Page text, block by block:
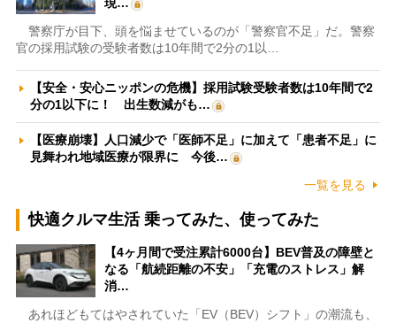
警察庁が目下、頭を悩ませているのが「警察官不足」だ。警察
官の採用試験の受験者数は10年間で2分の1以…
【安全・安心ニッポンの危機】採用試験受験者数は10年間で2
分の1以下に！ 出生数減がも…
【医療崩壊】人口減少で「医師不足」に加えて「患者不足」に
見舞われ地域医療が限界に 今後…
一覧を見る
快適クルマ生活 乗ってみた、使ってみた
【4ヶ月間で受注累計6000台】BEV普及の障壁と
なる「航続距離の不安」「充電のストレス」解
消…
あれほどもてはやされていた「EV（BEV）シフト」の潮流も、